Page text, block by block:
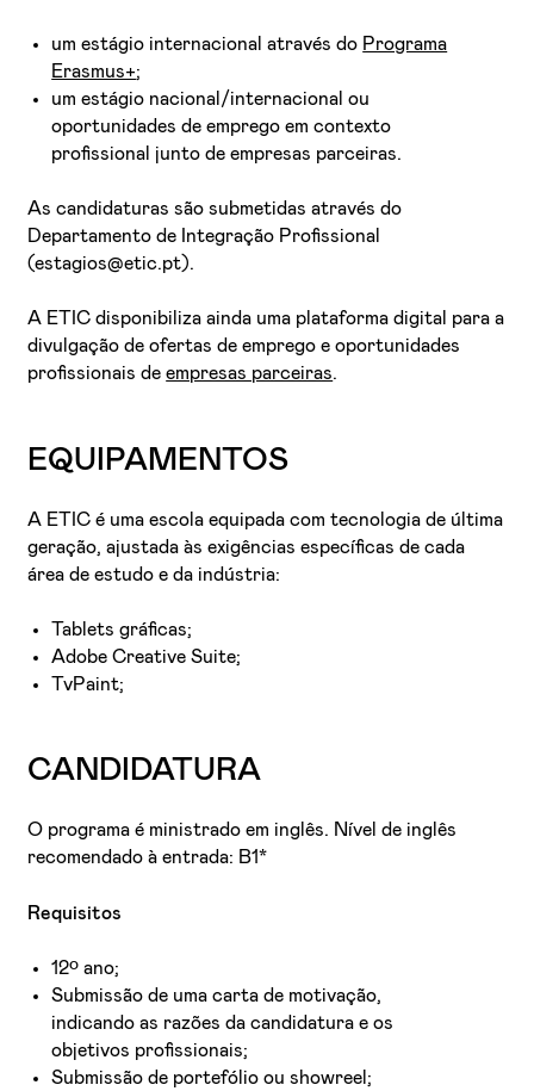
um estágio internacional através do Programa
Erasmus+;
um estágio nacional/internacional ou
oportunidades de emprego em contexto
profissional junto de empresas parceiras.
As candidaturas são submetidas através do
Departamento de Integração Profissional
(estagios@etic.pt).
A ETIC disponibiliza ainda uma plataforma digital para a
divulgação de ofertas de emprego e oportunidades
profissionais deempresas parceiras.
EQUIPAMENTOS
A ETIC é uma escola equipada com tecnologia de última
geração, ajustada às exigências específicas de cada
área de estudo e da indústria:
Tablets gráficas;
Adobe Creative Suite;
TvPaint;
CANDIDATURA
O programa é ministrado em inglês. Nível de inglês
recomendado à entrada: B1*
Requisitos
12º ano;
Submissão de uma carta de motivação,
indicando as razões da candidatura e os
objetivos profissionais;
Submissão de portefólio ou showreel;